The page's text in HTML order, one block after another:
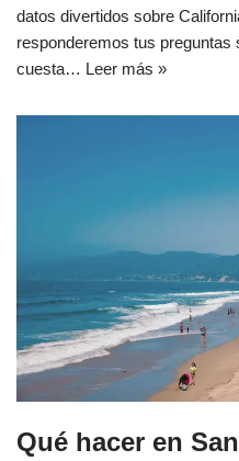
datos divertidos sobre
responderemos tus preguntas
cuesta… Leer más »
Qué hacer en